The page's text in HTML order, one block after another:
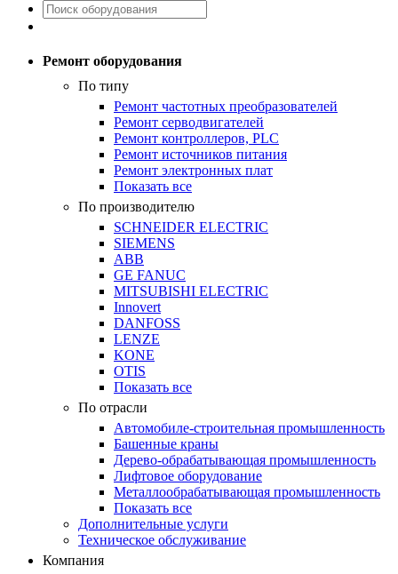
Ремонт оборудования
По типу
Ремонт частотных преобразователей
Ремонт серводвигателей
Ремонт контроллеров, PLC
Ремонт источников питания
Ремонт электронных плат
Показать все
По производителю
SCHNEIDER ELECTRIC
SIEMENS
ABB
GE FANUC
MITSUBISHI ELECTRIC
Innovert
DANFOSS
LENZE
KONE
OTIS
Показать все
По отрасли
Автомобиле-строительная промышленность
Башенные краны
Дерево-обрабатывающая промышленность
Лифтовое оборудование
Металлообрабатывающая промышленность
Показать все
Дополнительные услуги
Техническое обслуживание
Компания